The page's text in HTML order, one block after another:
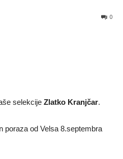
0
selekcije Zlatko Kranjčar.
poraza od Velsa 8.septembra